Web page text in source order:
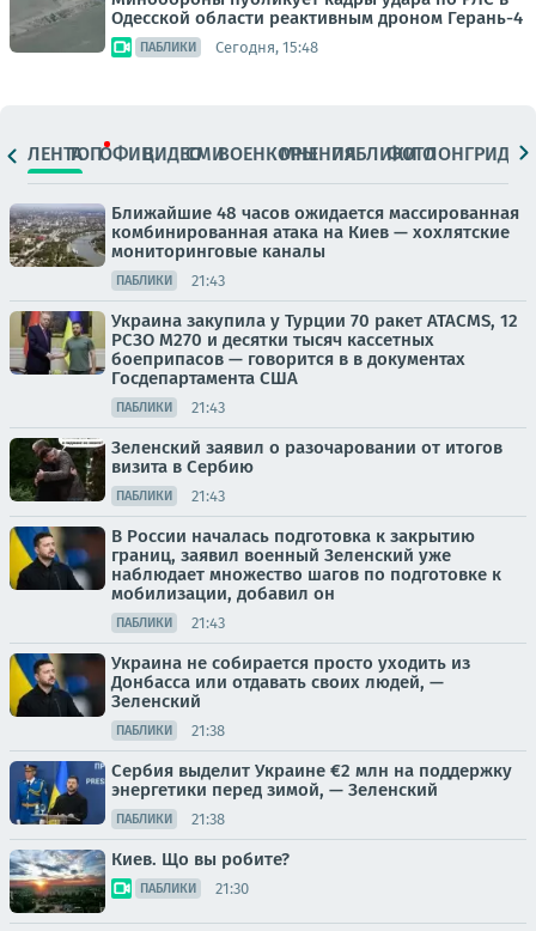
Одесской области реактивным дроном Герань-4
ПАБЛИКИ Сегодня, 15:48
ЛЕНТАТОПОФИЦ.ВИДЕОСМИВОЕНКОРЫМНЕНИЯПАБЛИКИ
ФОТОЛОНГРИДЫ
Ближайшие 48 часов ожидается массированная
комбинированная атака на Киев — хохлятские
мониторинговые каналы
ПАБЛИКИ 21:43
Украина закупила у Турции 70 ракет ATACMS, 12
РСЗО M270 и десятки тысяч кассетных
боеприпасов — говорится в в документах
Госдепартамента США
ПАБЛИКИ 21:43
Зеленский заявил о разочаровании от итогов
визита в Сербию
ПАБЛИКИ 21:43
В России началась подготовка к закрытию
границ, заявил военный Зеленский уже
наблюдает множество шагов по подготовке к
мобилизации, добавил он
ПАБЛИКИ 21:43
Украина не собирается просто уходить из
Донбасса или отдавать своих людей, —
Зеленский
ПАБЛИКИ 21:38
Сербия выделит Украине €2 млн на поддержку
энергетики перед зимой, — Зеленский
ПАБЛИКИ 21:38
Киев. Що вы робите?
ПАБЛИКИ 21:30